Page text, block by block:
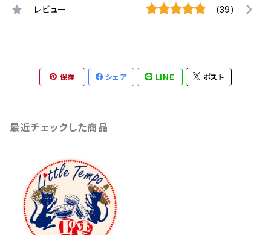
レビュー (39)
保存 シェア LINE ポスト
最近チェックした商品